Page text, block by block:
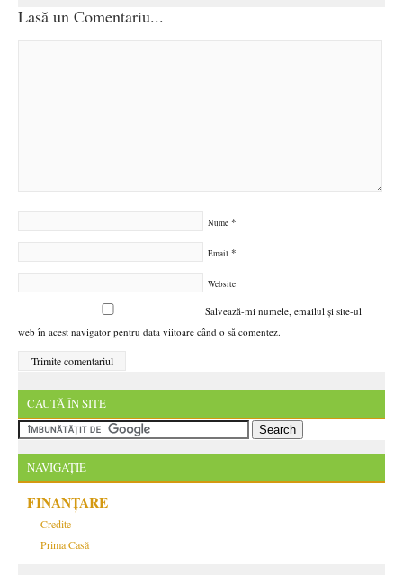
Lasă un Comentariu...
Nume *
Email *
Website
Salvează-mi numele, emailul și site-ul
web în acest navigator pentru data viitoare când o să comentez.
CAUTĂ ÎN SITE
NAVIGAȚIE
FINANȚARE
Credite
Prima Casă